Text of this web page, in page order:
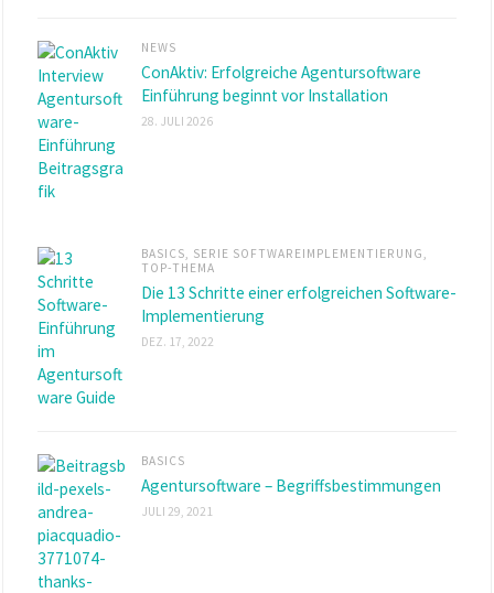
NEWS
ConAktiv: Erfolgreiche Agentursoftware
Einführung beginnt vor Installation
28. JULI 2026
BASICS, SERIE SOFTWAREIMPLEMENTIERUNG ,
TOP-THEMA
Die 13 Schritte einer erfolgreichen Software-
Implementierung
DEZ. 17, 2022
BASICS
Agentursoftware – Begriffsbestimmungen
JULI 29, 2021